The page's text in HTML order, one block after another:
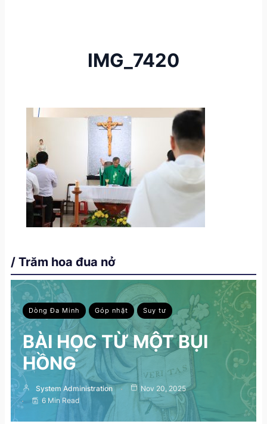
IMG_7420
/ Trăm hoa đua nở
Dòng Đa Minh Góp nhặt Suy tư
BÀI HỌC TỪ MỘT BỤI
HỒNG
System Administration
Nov 20, 2025
6 Min Read